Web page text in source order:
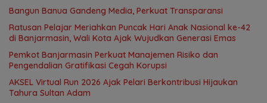
Bangun Banua Gandeng Media, Perkuat Transparansi
Ratusan Pelajar Meriahkan Puncak Hari Anak Nasional ke-42
di Banjarmasin, Wali Kota Ajak Wujudkan Generasi Emas
Pemkot Banjarmasin Perkuat Manajemen Risiko dan
Pengendalian Gratifikasi Cegah Korupsi
AKSEL Virtual Run 2026 Ajak Pelari Berkontribusi Hijaukan
Tahura Sultan Adam